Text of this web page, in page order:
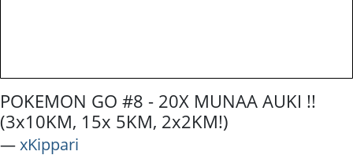
POKEMON GO #8 - 20X MUNAA AUKI !!
(3x10KM, 15x 5KM, 2x2KM!)
―xKippari